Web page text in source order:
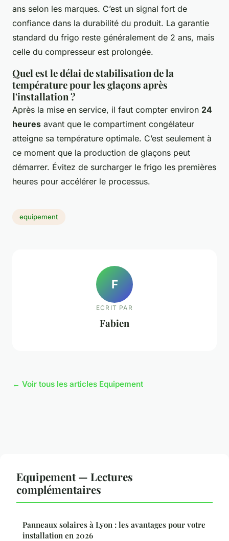
ans selon les marques. C’est un signal fort de
confiance dans la durabilité du produit. La garantie
standard du frigo reste généralement de 2 ans, mais
celle du compresseur est prolongée.
Quel est le délai de stabilisation de la
température pour les glaçons après
l'installation ?
Après la mise en service, il faut compter environ 24
heures avant que le compartiment congélateur
atteigne sa température optimale. C’est seulement à
ce moment que la production de glaçons peut
démarrer. Évitez de surcharger le frigo les premières
heures pour accélérer le processus.
equipement
F
ECRIT PAR
Fabien
← Voir tous les articles Equipement
Equipement — Lectures
complémentaires
Panneaux solaires à Lyon : les avantages pour votre
installation en 2026